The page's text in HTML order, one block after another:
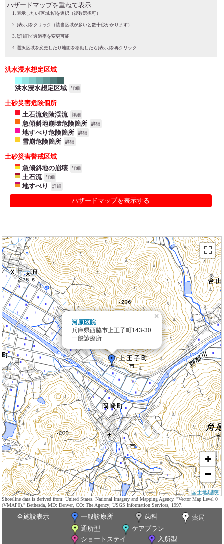
ハザードマップを重ねて表示
表示したい[区域名]を選択（複数選択可）
[表示]をクリック（該当区域が多いと数十秒かかります）
[詳細]で透過率を変更可能
選択区域を変更したり地図を移動したら[表示]を再クリック
洪水浸水想定区域
洪水浸水想定区域 詳細
土砂災害危険個所
土石流危険渓流
詳細
急傾斜地崩壊危険箇所 詳細
地すべり危険箇所 詳細
雪崩危険箇所 詳細
土砂災害警戒区域
急傾斜地の崩壊
詳細
土石流 詳細
地すべり 詳細
ハザードマップを表示する
河原医院
兵庫県西脇市上王子町143-30
一般診療所
×
+
−
国土地理院
Shoreline data is derived from: United States. National Imagery and Mapping Agency. "Vector Map Level 0
(VMAP0)." Bethesda, MD: Denver, CO: The Agency; USGS Information Services, 1997.
全施設表示 一般診療所 歯科
薬局
通所型
ケアプラン
ショートステイ
入所型